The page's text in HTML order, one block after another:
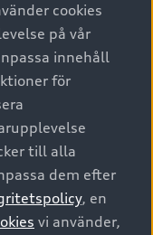
cookies
på vår
innehåll
för
till alla
dem efter
, en
vi använder,